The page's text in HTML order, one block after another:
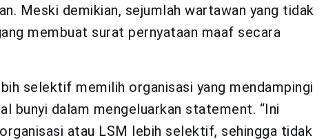
Meski demikian, sejumlah wartawan yang tidak
membuat surat pernyataan maaf secara
selektif memilih organisasi yang mendampingi
bunyi dalam mengeluarkan statement. “Ini
atau LSM lebih selektif, sehingga tidak